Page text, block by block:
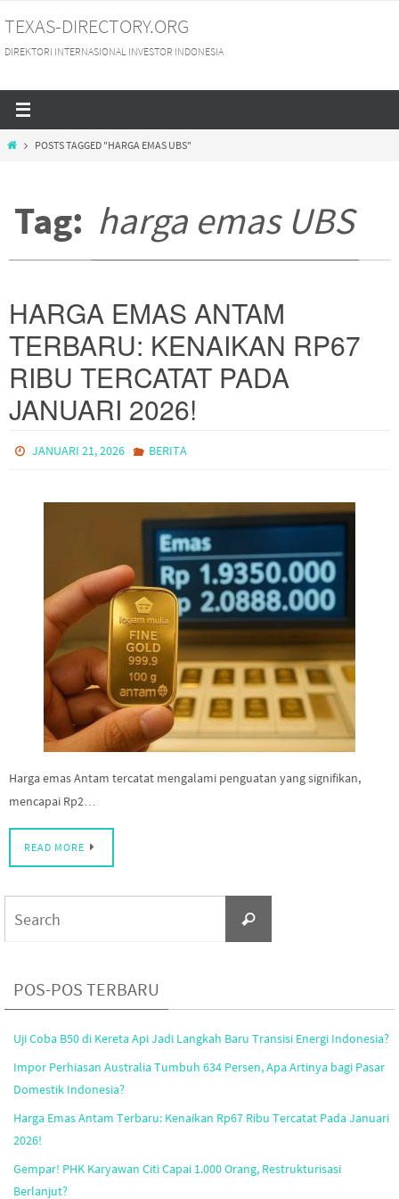
to
content
TEXAS-DIRECTORY.ORG
DIREKTORI INTERNASIONAL INVESTOR INDONESIA
HOMEPOSTS TAGGED "HARGA EMAS UBS"
Tag: harga emas UBS
HARGA EMAS ANTAM
TERBARU: KENAIKAN RP67
RIBU TERCATAT PADA
JANUARI 2026!
JANUARI 21, 2026 BERITA
Harga emas Antam tercatat mengalami penguatan yang signifikan,
mencapai Rp2…
READ MORE
Search
POS-POS TERBARU
Uji Coba B50 di Kereta Api Jadi Langkah Baru Transisi Energi Indonesia?
Impor Perhiasan Australia Tumbuh 634 Persen, Apa Artinya bagi Pasar
Domestik Indonesia?
Harga Emas Antam Terbaru: Kenaikan Rp67 Ribu Tercatat Pada Januari
2026!
Gempar! PHK Karyawan Citi Capai 1.000 Orang, Restrukturisasi
Berlanjut?